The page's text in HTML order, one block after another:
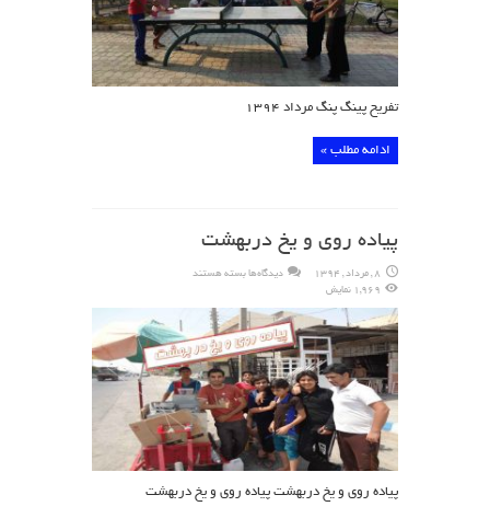
تفریح پینگ پنگ مرداد ۱۳۹۴
ادامه مطلب »
پیاده روی و یخ دربهشت
8 , مرداد , 1394 دیدگاه‌ها برای
یخ
دربهشت
بسته هستند
1,969 نمایش
پیاده روی و یخ دربهشت پیاده روی و یخ دربهشت